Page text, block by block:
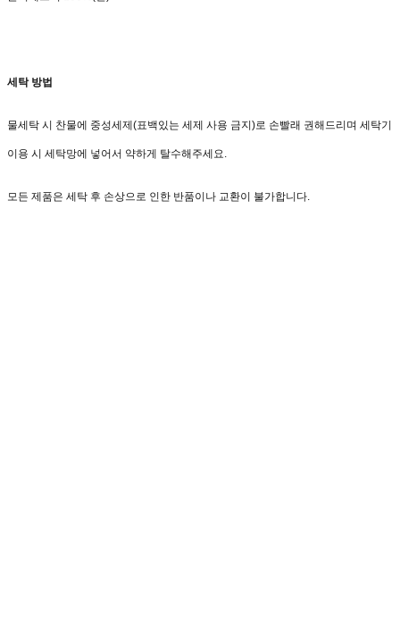
세탁 방법
물세탁 시 찬물에 중성세제(표백있는 세제 사용 금지)로 손빨래 권해드리며 세탁기
이용 시 세탁망에 넣어서 약하게 탈수해주세요.
모든 제품은 세탁 후 손상으로 인한 반품이나 교환이 불가합니다.